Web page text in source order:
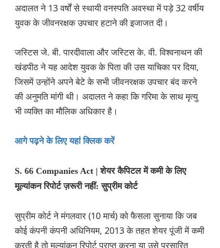
अदालत ने 13 वर्षों से स्थायी वनस्पति अवस्था में पड़े 32 वर्षीय
युवक के जीवनरक्षक उपचार हटाने की इजाजत दी।
जस्टिस जे. बी. पारदीवाला और जस्टिस के. वी. विश्वनाथन की
खंडपीठ ने यह आदेश युवक के पिता की उस याचिका पर दिया,
जिसमें उन्होंने अपने बेटे के सभी जीवनरक्षक उपचार बंद करने
की अनुमति मांगी थी। अदालत ने कहा कि गरिमा के साथ मृत्यु
भी व्यक्ति का मौलिक अधिकार है।
आगे पढ़ने के लिए यहां क्लिक करें
S. 66 Companies Act | शेयर कैपिटल में कमी के लिए
मूल्यांकन रिपोर्ट ज़रूरी नहीं: सुप्रीम कोर्ट
सुप्रीम कोर्ट ने मंगलवार (10 मार्च) को फैसला सुनाया कि जब
कोई कंपनी कंपनी अधिनियम, 2013 के तहत शेयर पूंजी में कमी
करती है तो मूल्यांकन रिपोर्ट प्राप्त करना या उसे प्रसारित